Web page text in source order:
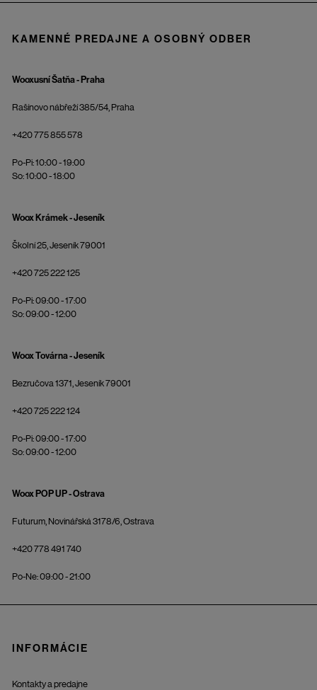
KAMENNÉ PREDAJNE A OSOBNÝ ODBER
Wooxusní Šatňa - Praha
Rašínovo nábřeží 385/54, Praha
+420 775 855 578
Po-Pi: 10:00 - 19:00
So: 10:00 - 18:00
Woox Krámek - Jeseník
Školní 25, Jeseník 79001
+420 725 222 125
Po-Pi: 09:00 - 17:00
So: 09:00 - 12:00
Woox Továrna - Jeseník
Bezručova 1371, Jeseník 79001
+420 725 222 124
Po-Pi: 09:00 - 17:00
So: 09:00 - 12:00
Woox POP UP - Ostrava
Futurum, Novinářská 3178/6, Ostrava
+420 778 491 740
Po-Ne: 09:00 - 21:00
INFORMÁCIE
Kontakty a predajne